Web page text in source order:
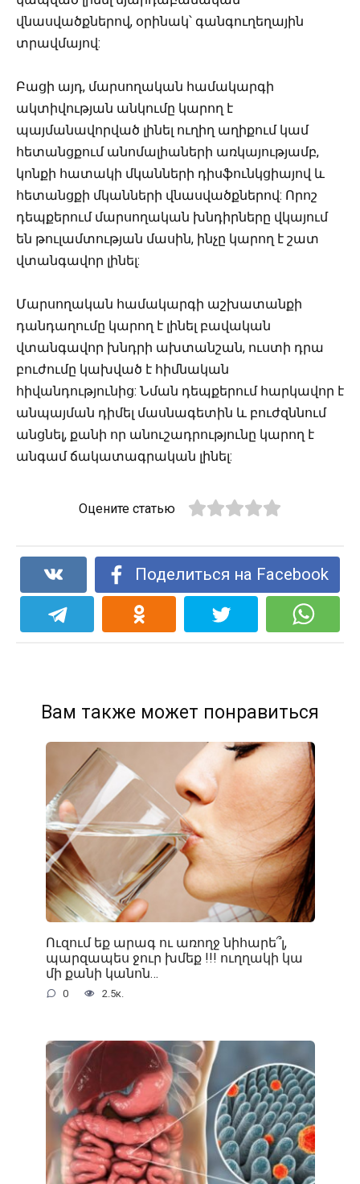
վնասվածքներով, օրինակ՝ գանգուղեղային
տրավմայով:
Բացի այդ, մարսողական համակարգի
ակտիվության անկումը կարող է
պայմանավորված լինել ուղիղ աղիքում կամ
հետանցքում անոմալիաների առկայությամբ,
կոնքի հատակի մկանների դիսֆունկցիայով և
հետանցքի մկանների վնասվածքներով: Որոշ
դեպքերում մարսողական խնդիրները վկայում
են թուլամտության մասին, ինչը կարող է շատ
վտանգավոր լինել:
Մարսողական համակարգի աշխատանքի
դանդաղումը կարող է լինել բավական
վտանգավոր խնդրի ախտանշան, ուստի դրա
բուժումը կախված է հիմնական
հիվանդությունից: Նման դեպքերում հարկավոր է
անպայման դիմել մասնագետին և բուժզննում
անցնել, քանի որ անուշադրությունը կարող է
անգամ ճակատագրական լինել:
Оцените статью
Поделиться на Facebook
Вам также может понравиться
Ուզում եք արագ ու առողջ նիհարե՞լ,
պարզապես ջուր խմեք !!! ուղղակի կա
մի քանի կանոն…
0 2.5к.